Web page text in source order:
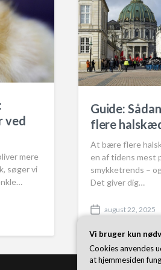
ved
mere
søger vi
Guide:
flere
At bære flere
en af tidens mest
smykketrends –
Det giver dig…
P
s
t
d
august 22, 2025
Vi bruger kun
Cookies anvendes
at hjemmesiden